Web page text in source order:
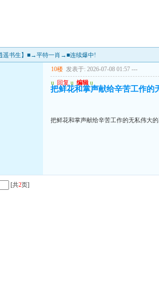
遥书生】■→平特一肖→■连续爆中!
10楼 发表于: 2026-07-08 01:57 ---
u 回复 u 编辑 u
把鲜花和掌声献给辛苦工作的
把鲜花和掌声献给辛苦工作的无私伟大的
[共2页]